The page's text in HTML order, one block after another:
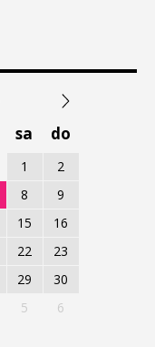
sa do
1
2
8
9
15
16
22
23
29
30
5 6